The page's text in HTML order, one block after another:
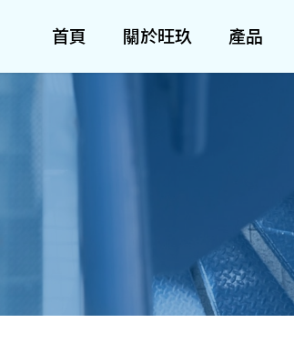
首頁 關於旺玖 產品